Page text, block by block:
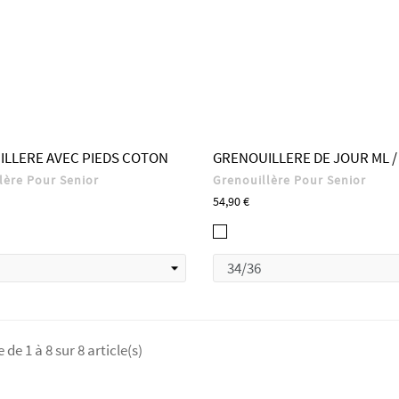
AVEC PIEDS COTON
Pour Senior
-
Motif
GRENOUILLERE DE JOUR ML
Grenouillère Pour Senior
Prix
54,90 €
1222
-
Beige
-
Marine
-
Motif
-
Motif
-
Motif
-
Motif
de 1 à 8 sur 8 article(s)